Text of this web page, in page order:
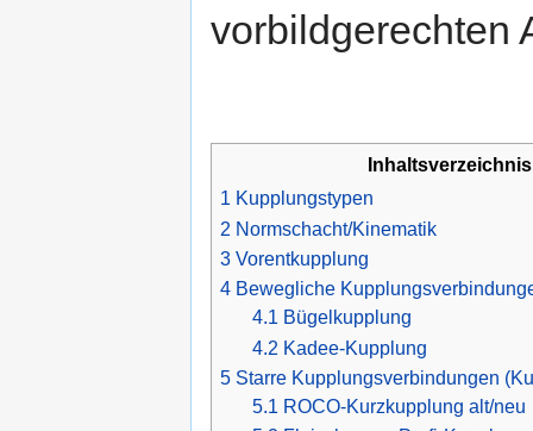
vorbildgerechten
Inhaltsverzeichnis
1 Kupplungstypen
2 Normschacht/Kinematik
3 Vorentkupplung
4 Bewegliche
4.1 Bügelkupplung
4.2 Kadee-Kupplung
5 Starre Kupplungsverbindungen
5.1 ROCO-Kurzkupplung alt/neu